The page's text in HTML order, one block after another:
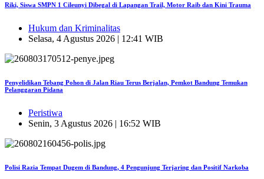
Riki, Siswa SMPN 1 Cileunyi Dibegal di Lapangan Trail, Motor Raib dan Kini Trauma
Hukum dan Kriminalitas
Selasa, 4 Agustus 2026 | 12:41 WIB
Penyelidikan Tebang Pohon di Jalan Riau Terus Berjalan, Pemkot Bandung Temukan
Pelanggaran Pidana
Peristiwa
Senin, 3 Agustus 2026 | 16:52 WIB
Polisi Razia Tempat Dugem di Bandung, 4 Pengunjung Terjaring dan Positif Narkoba